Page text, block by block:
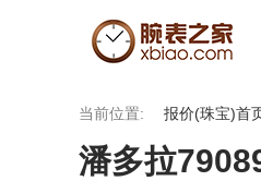
当前位置: 报价(珠宝)首
潘多拉